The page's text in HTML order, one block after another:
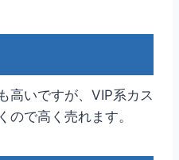
高いですが、VIP系カス
ので高く売れます。